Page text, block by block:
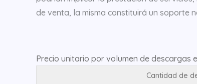
de venta, la misma constituirá un soporte
Precio unitario por volumen de descargas
Cantidad de